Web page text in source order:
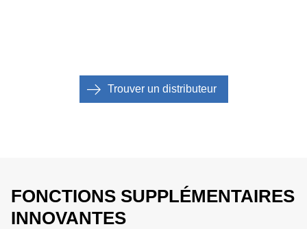
Trouver un distributeur
FONCTIONS SUPPLÉMENTAIRES
INNOVANTES